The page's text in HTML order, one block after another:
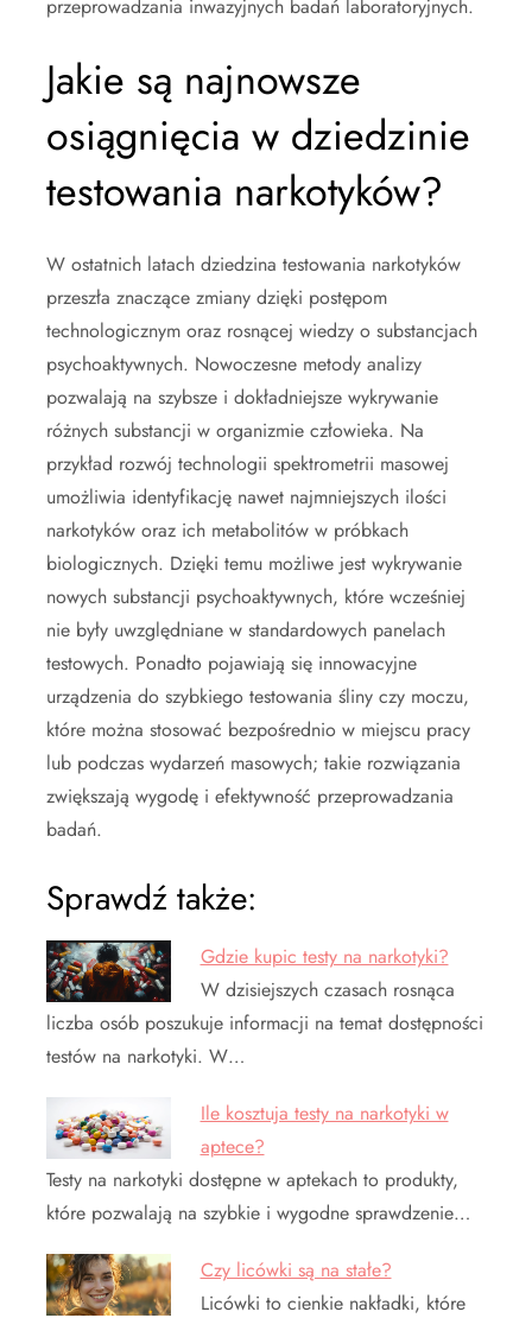
przeprowadzania inwazyjnych badań laboratoryjnych.
Jakie są najnowsze
osiągnięcia w dziedzinie
testowania narkotyków?
W ostatnich latach dziedzina testowania narkotyków
przeszła znaczące zmiany dzięki postępom
technologicznym oraz rosnącej wiedzy o substancjach
psychoaktywnych. Nowoczesne metody analizy
pozwalają na szybsze i dokładniejsze wykrywanie
różnych substancji w organizmie człowieka. Na
przykład rozwój technologii spektrometrii masowej
umożliwia identyfikację nawet najmniejszych ilości
narkotyków oraz ich metabolitów w próbkach
biologicznych. Dzięki temu możliwe jest wykrywanie
nowych substancji psychoaktywnych, które wcześniej
nie były uwzględniane w standardowych panelach
testowych. Ponadto pojawiają się innowacyjne
urządzenia do szybkiego testowania śliny czy moczu,
które można stosować bezpośrednio w miejscu pracy
lub podczas wydarzeń masowych; takie rozwiązania
zwiększają wygodę i efektywność przeprowadzania
badań.
Sprawdź także:
Gdzie kupic testy na narkotyki?
W dzisiejszych czasach rosnąca
liczba osób poszukuje informacji na temat dostępności
testów na narkotyki. W…
Ile kosztuja testy na narkotyki w
aptece?
Testy na narkotyki dostępne w aptekach to produkty,
które pozwalają na szybkie i wygodne sprawdzenie…
Czy licówki są na stałe?
Licówki to cienkie nakładki, które